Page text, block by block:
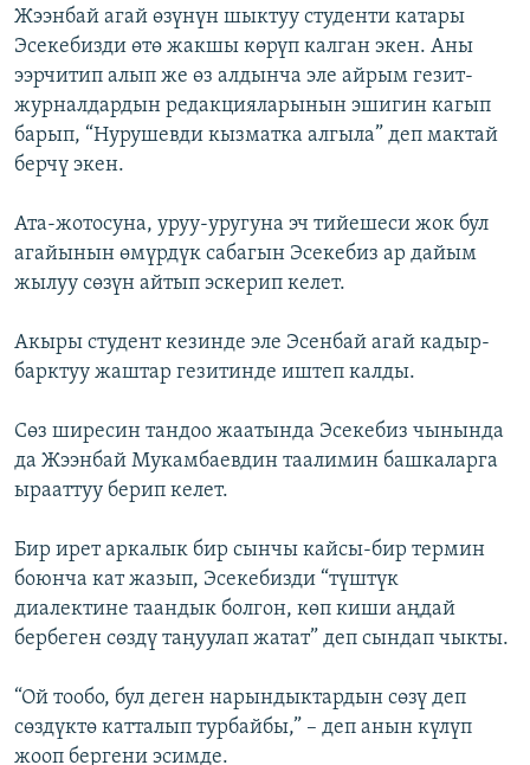
Жээнбай агай өзүнүн шыктуу студенти катары
Эсекебизди өтө жакшы көрүп калган экен. Аны
ээрчитип алып же өз алдынча эле айрым гезит-
журналдардын редакцияларынын эшигин кагып
барып, “Нурушевди кызматка алгыла” деп мактай
берчү экен.
Ата-жотосуна, уруу-уругуна эч тийешеси жок бул
агайынын өмүрдүк сабагын Эсекебиз ар дайым
жылуу сөзүн айтып эскерип келет.
Акыры студент кезинде эле Эсенбай агай кадыр-
барктуу жаштар гезитинде иштеп калды.
Сөз ширесин тандоо жаатында Эсекебиз чынында
да Жээнбай Мукамбаевдин таалимин башкаларга
ырааттуу берип келет.
Бир ирет аркалык бир сынчы кайсы-бир термин
боюнча кат жазып, Эсекебизди “түштүк
диалектине таандык болгон, көп киши аңдай
бербеген сөздү таңуулап жатат” деп сындап чыкты.
“Ой тообо, бул деген нарындыктардын сөзү деп
сөздүктө катталып турбайбы,” – деп анын күлүп
жооп бергени эсимде.